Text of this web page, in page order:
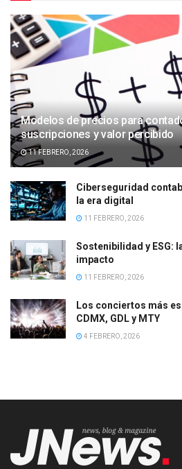
Modelos de precios para
suscripciones y valor percibido
11 FEBRERO, 2026
Ciberseguridad
la era digital
11 FEBRERO, 2026
Sostenibilidad y ESG:
impacto
11 FEBRERO, 2026
Los conciertos más
CDMX, GDL y MTY
4 FEBRERO, 2026